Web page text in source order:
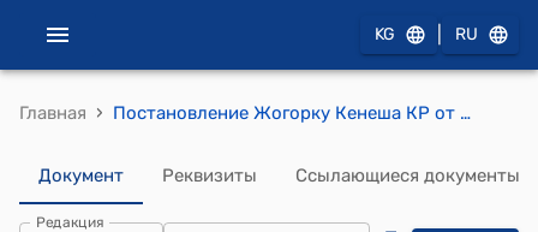
KG RU
Главная › Постановление Жогорку Кенеша КР от 22 ноября 2012 года № 2521-V "О принятии в первом чтении проекта Закона Кыргызской Республики "О ратификации Соглашения между Правительством Кыргызской Республики и Правительством Азербайджанской Республики о сотрудничестве в области гражданской обороны (защиты), предупреждения и ликвидации чрезвычайных ситуаций, подписанного 30 марта 2012 года в городе Баку"
Документ Реквизиты Ссылающиеся документы
Редакция